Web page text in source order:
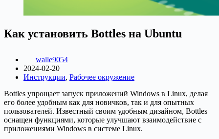
Как установить Bottles на Ubuntu
walle9054
2024-02-20
Инструкции, Рабочее окружение
Bottles упрощает запуск приложений Windows в Linux, делая
его более удобным как для новичков, так и для опытных
пользователей. Известный своим удобным дизайном, Bottles
оснащен функциями, которые улучшают взаимодействие с
приложениями Windows в системе Linux.